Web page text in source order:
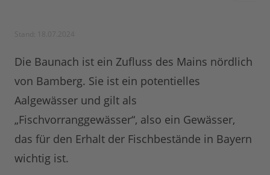
Die Baunach ist ein Zufluss des Mains nördlich
von Bamberg. Sie ist ein potentielles
Aalgewässer und gilt als
„Fischvorranggewässer“, also ein Gewässer,
das für den Erhalt der Fischbestände in Bayern
wichtig ist.